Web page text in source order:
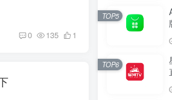
0 135 1
TOP5
TOP6